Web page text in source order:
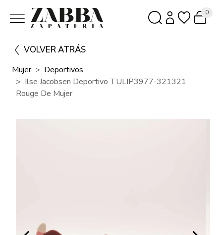
0
VOLVER ATRÁS
Mujer
Deportivos
Ilse Jacobsen Deportivo TULIP3977-321321
Rouge De Mujer